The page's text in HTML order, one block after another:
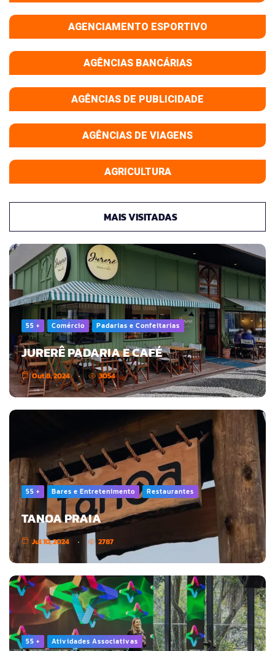
AGENCIAMENTO ESPORTIVO
AGÊNCIAS BANCÁRIAS
AGÊNCIAS DE PUBLICIDADE
AGÊNCIAS DE VIAGENS
AGRICULTURA
MAIS VISITADAS
55 + Comércio Padarias e Confeitarias
JURERÊ PADARIA E CAFÉ
Out 8, 2024 3054
55 + Bares e Entretenimento Restaurantes
TANOA PRAIA
Jul 10, 2024 2787
55 + Atividades Associativas